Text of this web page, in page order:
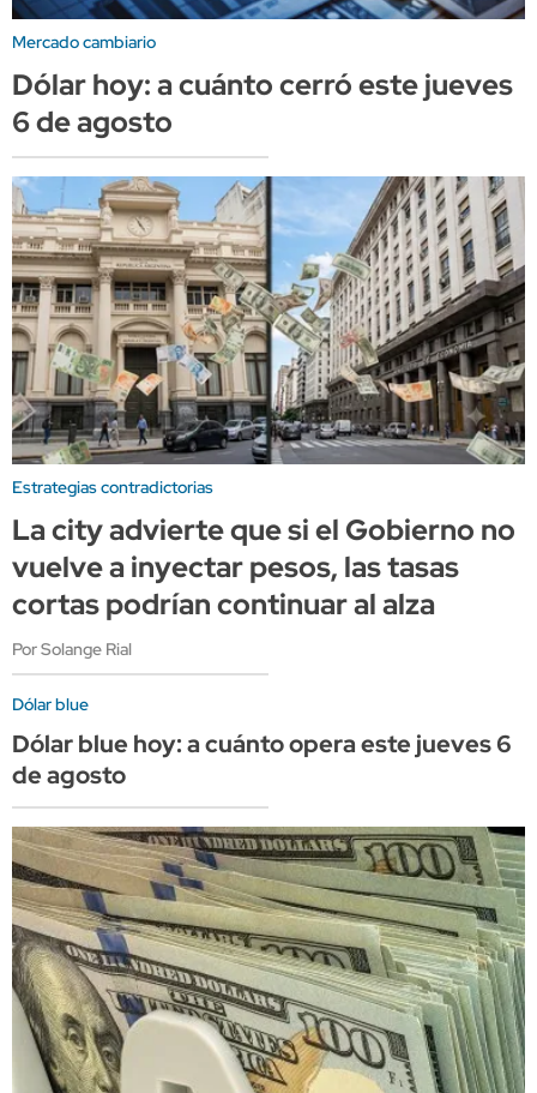
Mercado cambiario
Dólar hoy: a cuánto cerró este jueves
6 de agosto
Estrategias contradictorias
La city advierte que si el Gobierno no
vuelve a inyectar pesos, las tasas
cortas podrían continuar al alza
Por Solange Rial
Dólar blue
Dólar blue hoy: a cuánto opera este jueves 6
de agosto